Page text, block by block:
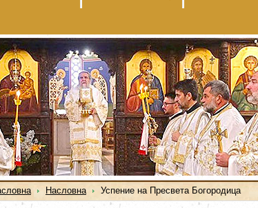
Насловна Успение на Пресвета Богородица